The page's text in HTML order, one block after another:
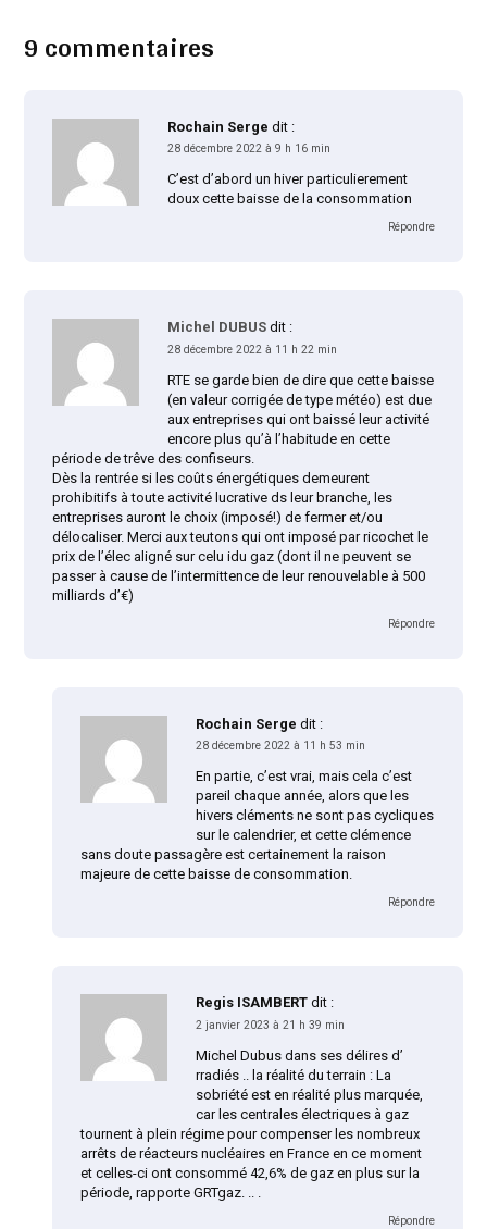
9 commentaires
Rochain Serge dit :
28 décembre 2022 à 9 h 16 min
C’est d’abord un hiver particulierement
doux cette baisse de la consommation
Répondre
Michel DUBUS dit :
28 décembre 2022 à 11 h 22 min
RTE se garde bien de dire que cette baisse
(en valeur corrigée de type météo) est due
aux entreprises qui ont baissé leur activité
encore plus qu’à l’habitude en cette
période de trêve des confiseurs.
Dès la rentrée si les coûts énergétiques demeurent
prohibitifs à toute activité lucrative ds leur branche, les
entreprises auront le choix (imposé!) de fermer et/ou
délocaliser. Merci aux teutons qui ont imposé par ricochet le
prix de l’élec aligné sur celu idu gaz (dont il ne peuvent se
passer à cause de l’intermittence de leur renouvelable à 500
milliards d’€)
Répondre
Rochain Serge dit :
28 décembre 2022 à 11 h 53 min
En partie, c’est vrai, mais cela c’est
pareil chaque année, alors que les
hivers cléments ne sont pas cycliques
sur le calendrier, et cette clémence
sans doute passagère est certainement la raison
majeure de cette baisse de consommation.
Répondre
Regis ISAMBERT dit :
2 janvier 2023 à 21 h 39 min
Michel Dubus dans ses délires d’
rradiés .. la réalité du terrain : La
sobriété est en réalité plus marquée,
car les centrales électriques à gaz
tournent à plein régime pour compenser les nombreux
arrêts de réacteurs nucléaires en France en ce moment
et celles-ci ont consommé 42,6% de gaz en plus sur la
période, rapporte GRTgaz. .. .
Répondre